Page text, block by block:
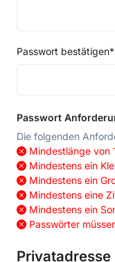
Passwort bestätigen*
Passwort
Die folgenden
Mindestlänge von
Mindestens ein
Mindestens ein
Mindestens eine
Mindestens ein
Passwörter
Privatadresse